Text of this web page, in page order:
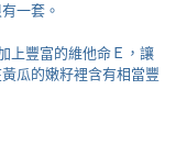
一套。
上豐富的維他命Ｅ，讓
瓜的嫩籽裡含有相當豐